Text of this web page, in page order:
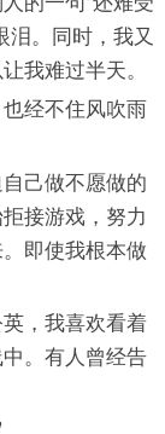
泪。同时，我又
我难过半天。
经不住风吹雨
己做不愿做的
接游戏，努力
即使我根本做
，我喜欢看着
。有人曾经告